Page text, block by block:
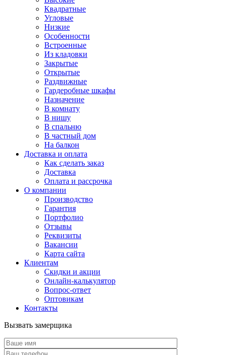
Квадратные
Угловые
Низкие
Особенности
Встроенные
Из кладовки
Закрытые
Открытые
Раздвижные
Гардеробные шкафы
Назначение
В комнату
В нишу
В спальню
В частный дом
На балкон
Доставка и оплата
Как сделать заказ
Доставка
Оплата и рассрочка
О компании
Производство
Гарантия
Портфолио
Отзывы
Реквизиты
Вакансии
Карта сайта
Клиентам
Скидки и акции
Онлайн-калькулятор
Вопрос-ответ
Оптовикам
Контакты
Вызвать замерщика